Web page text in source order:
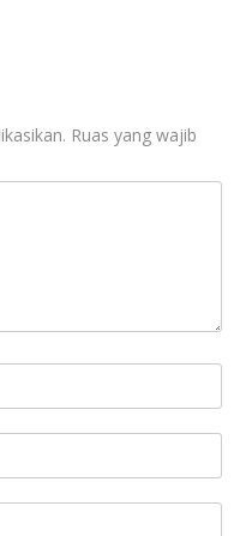
Ruas yang wajib